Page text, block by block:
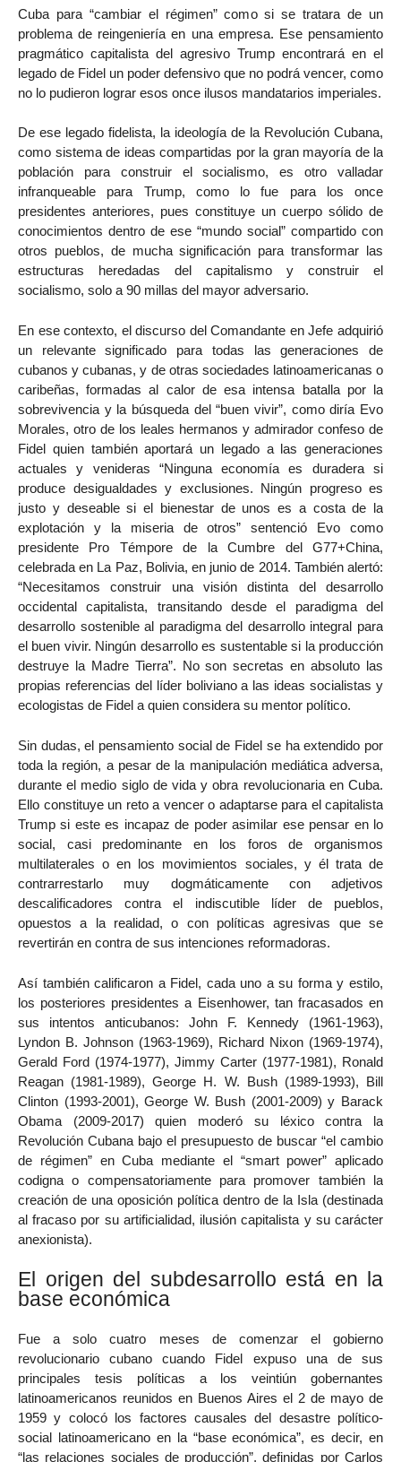
Cuba para “cambiar el régimen” como si se tratara de un
problema de reingeniería en una empresa. Ese pensamiento
pragmático capitalista del agresivo Trump encontrará en el
legado de Fidel un poder defensivo que no podrá vencer, como
no lo pudieron lograr esos once ilusos mandatarios imperiales.
De ese legado fidelista, la ideología de la Revolución Cubana,
como sistema de ideas compartidas por la gran mayoría de la
población para construir el socialismo, es otro valladar
infranqueable para Trump, como lo fue para los once
presidentes anteriores, pues constituye un cuerpo sólido de
conocimientos dentro de ese “mundo social” compartido con
otros pueblos, de mucha significación para transformar las
estructuras heredadas del capitalismo y construir el
socialismo, solo a 90 millas del mayor adversario.
En ese contexto, el discurso del Comandante en Jefe adquirió
un relevante significado para todas las generaciones de
cubanos y cubanas, y de otras sociedades latinoamericanas o
caribeñas, formadas al calor de esa intensa batalla por la
sobrevivencia y la búsqueda del “buen vivir”, como diría Evo
Morales, otro de los leales hermanos y admirador confeso de
Fidel quien también aportará un legado a las generaciones
actuales y venideras “Ninguna economía es duradera si
produce desigualdades y exclusiones. Ningún progreso es
justo y deseable si el bienestar de unos es a costa de la
explotación y la miseria de otros” sentenció Evo como
presidente Pro Témpore de la Cumbre del G77+China,
celebrada en La Paz, Bolivia, en junio de 2014. También alertó:
“Necesitamos construir una visión distinta del desarrollo
occidental capitalista, transitando desde el paradigma del
desarrollo sostenible al paradigma del desarrollo integral para
el buen vivir. Ningún desarrollo es sustentable si la producción
destruye la Madre Tierra”. No son secretas en absoluto las
propias referencias del líder boliviano a las ideas socialistas y
ecologistas de Fidel a quien considera su mentor político.
Sin dudas, el pensamiento social de Fidel se ha extendido por
toda la región, a pesar de la manipulación mediática adversa,
durante el medio siglo de vida y obra revolucionaria en Cuba.
Ello constituye un reto a vencer o adaptarse para el capitalista
Trump si este es incapaz de poder asimilar ese pensar en lo
social, casi predominante en los foros de organismos
multilaterales o en los movimientos sociales, y él trata de
contrarrestarlo muy dogmáticamente con adjetivos
descalificadores contra el indiscutible líder de pueblos,
opuestos a la realidad, o con políticas agresivas que se
revertirán en contra de sus intenciones reformadoras.
Así también calificaron a Fidel, cada uno a su forma y estilo,
los posteriores presidentes a Eisenhower, tan fracasados en
sus intentos anticubanos: John F. Kennedy (1961-1963),
Lyndon B. Johnson (1963-1969), Richard Nixon (1969-1974),
Gerald Ford (1974-1977), Jimmy Carter (1977-1981), Ronald
Reagan (1981-1989), George H. W. Bush (1989-1993), Bill
Clinton (1993-2001), George W. Bush (2001-2009) y Barack
Obama (2009-2017) quien moderó su léxico contra la
Revolución Cubana bajo el presupuesto de buscar “el cambio
de régimen” en Cuba mediante el “smart power” aplicado
codigna o compensatoriamente para promover también la
creación de una oposición política dentro de la Isla (destinada
al fracaso por su artificialidad, ilusión capitalista y su carácter
anexionista).
El origen del subdesarrollo está en la
base económica
Fue a solo cuatro meses de comenzar el gobierno
revolucionario cubano cuando Fidel expuso una de sus
principales tesis políticas a los veintiún gobernantes
latinoamericanos reunidos en Buenos Aires el 2 de mayo de
1959 y colocó los factores causales del desastre político-
social latinoamericano en la “base económica”, es decir, en
“las relaciones sociales de producción”, definidas por Carlos